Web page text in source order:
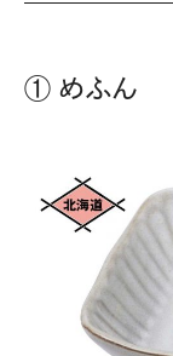
① めふん